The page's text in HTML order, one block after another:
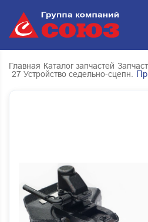
Главная Каталог запчастей
27 Устройство седельно-сцепн.